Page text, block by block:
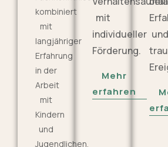
kombiniert
mit
langjähriger
Erfahrung
in der
Arbeit
mit
Kindern
und
Jugendlichen.
mit
individueller
Förderung.
Mehr
erfahren
und